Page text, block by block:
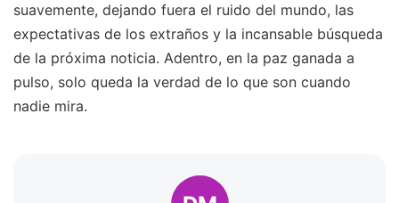
suavemente, dejando fuera el ruido del mundo, las
expectativas de los extraños y la incansable búsqueda
de la próxima noticia. Adentro, en la paz ganada a
pulso, solo queda la verdad de lo que son cuando
nadie mira.